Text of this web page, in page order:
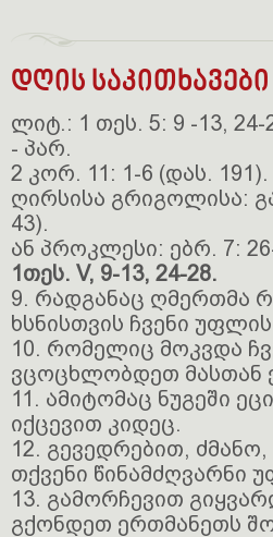
დღის საკითხავები
ლიტ.: 1 თეს. 5: 9 -13, 24-
- პარ.
2 კორ. 11: 1-6 (დას.
ღირსისა გრიგოლისა:
43).
ან პროკლესი: ებრ. 7:
1თეს. V, 9-13, 24-28.
9. რადგანაც ღმერთმა
ხსნისთვის ჩვენი
10. რომელიც მოკვდა
ვცოცხლობდეთ მასთან
11. ამიტომაც ნუგეში
იქცევით კიდეც.
12. გევედრებით,
თქვენი წინამძღვარნი
13. გამორჩევით
გქონდეთ ერთმანეთს